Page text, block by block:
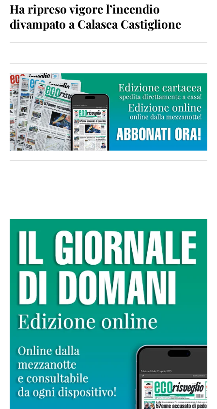
Ha ripreso vigore l’incendio
divampato a Calasca Castiglione